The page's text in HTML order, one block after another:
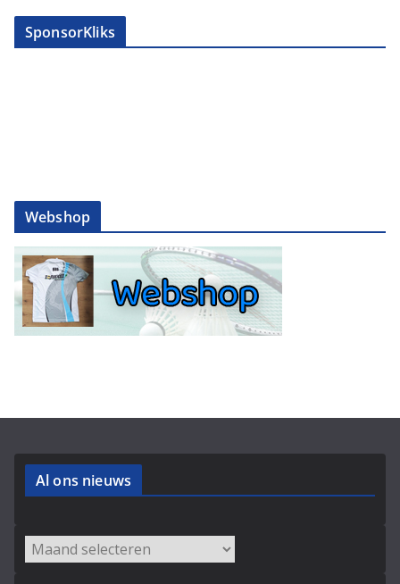
SponsorKliks
Webshop
Al ons nieuws
Archieven